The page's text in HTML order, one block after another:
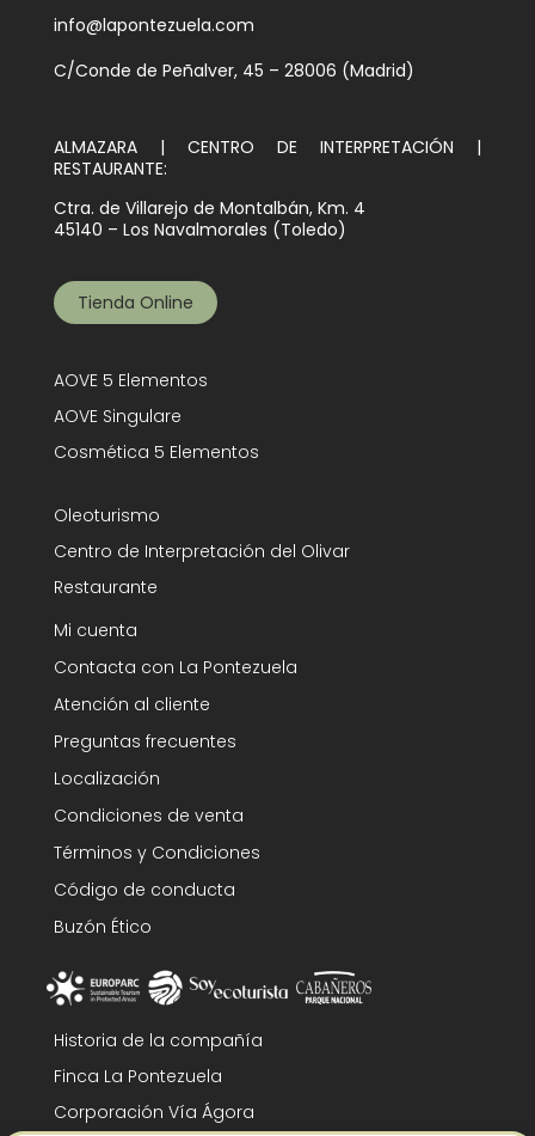
info@lapontezuela.com
C/Conde de Peñalver, 45 – 28006 (Madrid)
ALMAZARA | CENTRO DE INTERPRETACIÓN |
RESTAURANTE:
Ctra. de Villarejo de Montalbán, Km. 4
45140 – Los Navalmorales (Toledo)
Tienda Online
AOVE 5 Elementos
AOVE Singulare
Cosmética 5 Elementos
Oleoturismo
Centro de Interpretación del Olivar
Restaurante
Mi cuenta
Contacta con La Pontezuela
Atención al cliente
Preguntas frecuentes
Localización
Condiciones de venta
Términos y Condiciones
Código de conducta
Buzón Ético
Historia de la compañía
Finca La Pontezuela
Corporación Vía Ágora